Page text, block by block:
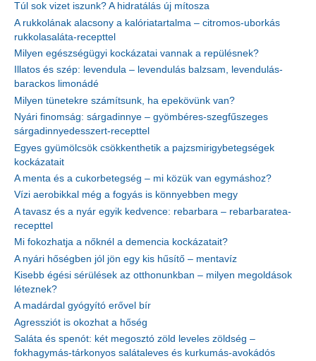
Túl sok vizet iszunk? A hidratálás új mítosza
A rukkolának alacsony a kalóriatartalma – citromos-uborkás
rukkolasaláta-recepttel
Milyen egészségügyi kockázatai vannak a repülésnek?
Illatos és szép: levendula – levendulás balzsam, levendulás-
barackos limonádé
Milyen tünetekre számítsunk, ha epekövünk van?
Nyári finomság: sárgadinnye – gyömbéres-szegfűszeges
sárgadinnyedesszert-recepttel
Egyes gyümölcsök csökkenthetik a pajzsmirigybetegségek
kockázatait
A menta és a cukorbetegség – mi közük van egymáshoz?
Vízi aerobikkal még a fogyás is könnyebben megy
A tavasz és a nyár egyik kedvence: rebarbara – rebarbaratea-
recepttel
Mi fokozhatja a nőknél a demencia kockázatait?
A nyári hőségben jól jön egy kis hűsítő – mentavíz
Kisebb égési sérülések az otthonunkban – milyen megoldások
léteznek?
A madárdal gyógyító erővel bír
Agressziót is okozhat a hőség
Saláta és spenót: két megosztó zöld leveles zöldség –
fokhagymás-tárkonyos salátaleves és kurkumás-avokádós